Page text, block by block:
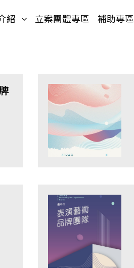
下展開次選單)
紹 (按鍵盤[下]，向下展開次選單)
立案團體專區 補助專區